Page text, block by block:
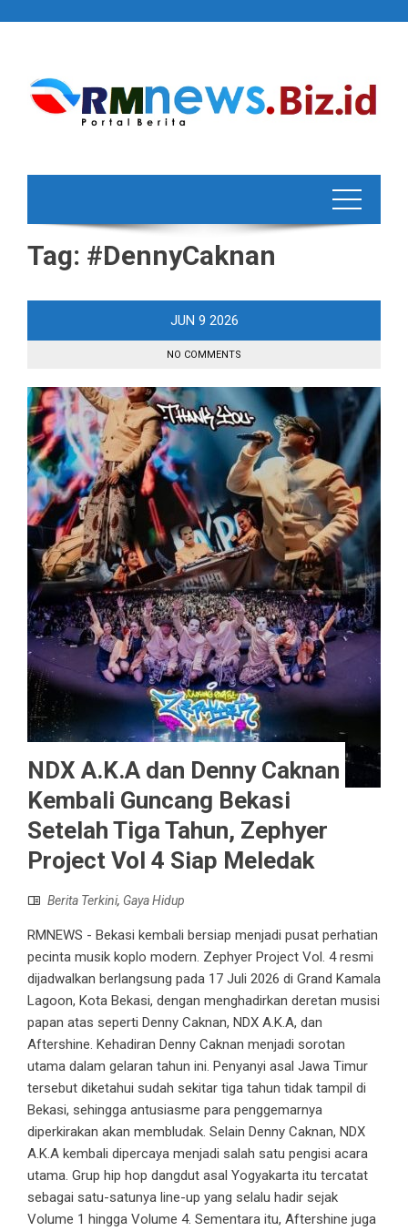
Tag: #DennyCaknan
JUN 9 2026
NO COMMENTS
NDX A.K.A dan Denny Caknan
Kembali Guncang Bekasi
Setelah Tiga Tahun, Zephyer
Project Vol 4 Siap Meledak
Berita Terkini, Gaya Hidup
RMNEWS - Bekasi kembali bersiap menjadi pusat perhatian
pecinta musik koplo modern. Zephyer Project Vol. 4 resmi
dijadwalkan berlangsung pada 17 Juli 2026 di Grand Kamala
Lagoon, Kota Bekasi, dengan menghadirkan deretan musisi
papan atas seperti Denny Caknan, NDX A.K.A, dan
Aftershine. Kehadiran Denny Caknan menjadi sorotan
utama dalam gelaran tahun ini. Penyanyi asal Jawa Timur
tersebut diketahui sudah sekitar tiga tahun tidak tampil di
Bekasi, sehingga antusiasme para penggemarnya
diperkirakan akan membludak. Selain Denny Caknan, NDX
A.K.A kembali dipercaya menjadi salah satu pengisi acara
utama. Grup hip hop dangdut asal Yogyakarta itu tercatat
sebagai satu-satunya line-up yang selalu hadir sejak
Volume 1 hingga Volume 4. Sementara itu, Aftershine juga